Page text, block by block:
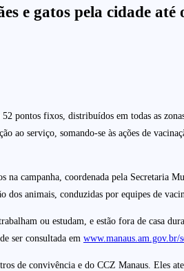
e gatos pela cidade até
pontos fixos, distribuídos em todas as
ao serviço, somando-se às ações de
campanha, coordenada pela Secretaria
animais, conduzidas por equipes de
ou estudam, e estão fora de casa
ser consultada em www.manaus.am.gov.br/
de convivência e do CCZ Manaus. Eles